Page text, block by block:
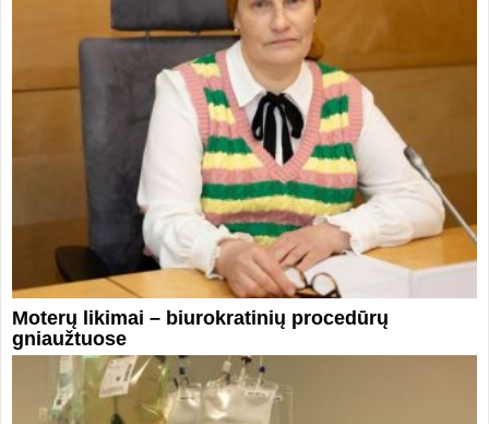
Moterų likimai – biurokratinių procedūrų
gniaužtuose